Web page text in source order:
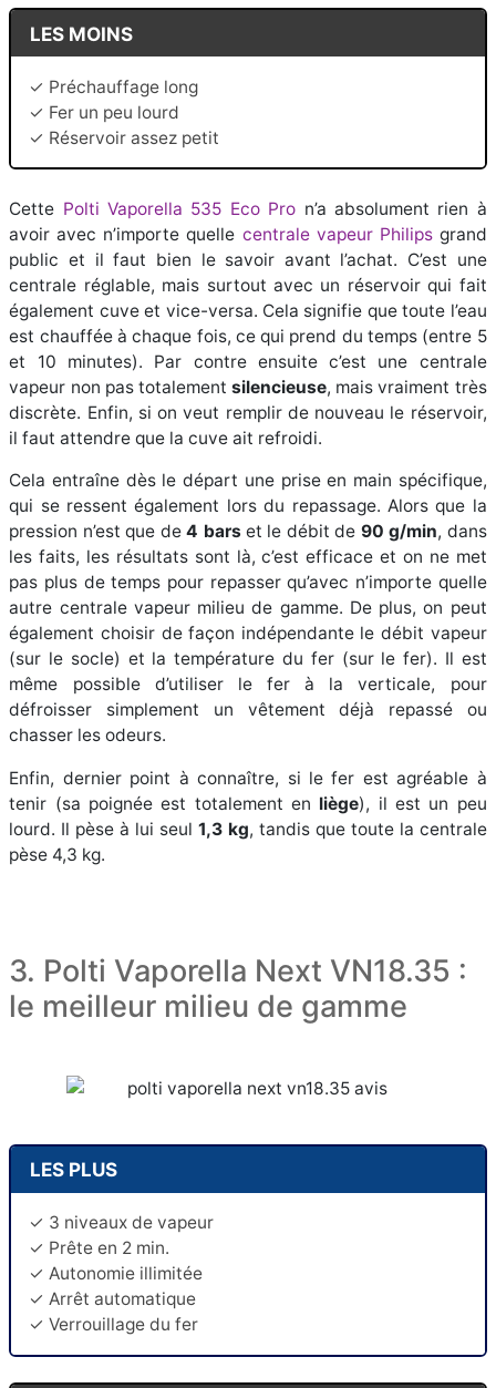
LES MOINS
✓ Préchauffage long
✓ Fer un peu lourd
✓ Réservoir assez petit
Cette Polti Vaporella 535 Eco Pro n’a absolument rien à
avoir avec n’importe quelle centrale vapeur Philipsgrand
public et il faut bien le savoir avant l’achat. C’est une
centrale réglable, mais surtout avec un réservoir qui fait
également cuve et vice-versa. Cela signifie que toute l’eau
est chauffée à chaque fois, ce qui prend du temps (entre 5
et 10 minutes). Par contre ensuite c’est une centrale
vapeur non pas totalementsilencieuse, mais vraiment très
discrète. Enfin, si on veut remplir de nouveau le réservoir,
il faut attendre que la cuve ait refroidi.
Cela entraîne dès le départ une prise en main spécifique,
qui se ressent également lors du repassage. Alors que la
pression n’est que de4 bars et le débit de 90 g/min, dans
les faits, les résultats sont là, c’est efficace et on ne met
pas plus de temps pour repasser qu’avec n’importe quelle
autre centrale vapeur milieu de gamme. De plus, on peut
également choisir de façon indépendante le débit vapeur
(sur le socle) et la température du fer (sur le fer). Il est
même possible d’utiliser le fer à la verticale, pour
défroisser simplement un vêtement déjà repassé ou
chasser les odeurs.
Enfin, dernier point à connaître, si le fer est agréable à
tenir (sa poignée est totalement en liège), il est un peu
lourd. Il pèse à lui seul 1,3 kg, tandis que toute la centrale
pèse 4,3 kg.
3. Polti Vaporella Next VN18.35 :
le meilleur milieu de gamme
LES PLUS
✓ 3 niveaux de vapeur
✓ Prête en 2 min.
✓ Autonomie illimitée
✓ Arrêt automatique
✓ Verrouillage du fer